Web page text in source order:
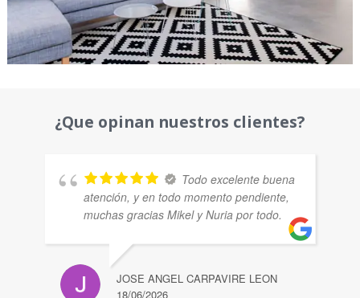
¿Que opinan nuestros clientes?
Todo excelente buena
atención, y en todo momento pendiente,
muchas gracias Mikel y Nuria por todo.
JOSE ANGEL CARPAVIRE LEON
18/06/2026